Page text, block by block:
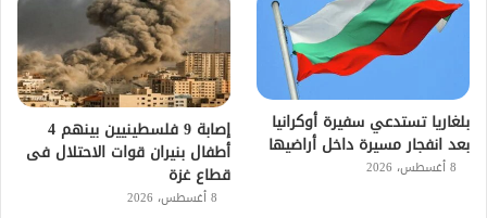
بلغاريا تستدعي سفيرة أوكرانيا
بعد انفجار مسيرة داخل أراضيها
8 أغسطس، 2026
إصابة 9 فلسطينيين بينهم 4
أطفال بنيران قوات الاحتلال فى
قطاع غزة
8 أغسطس، 2026